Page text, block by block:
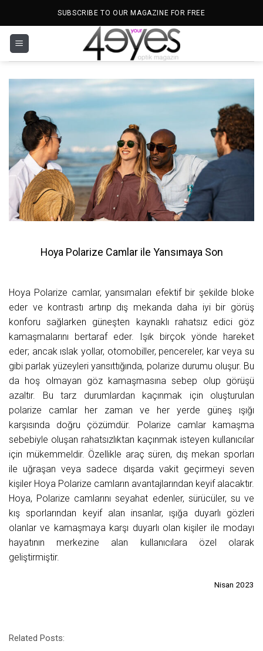
SUBSCRIBE TO OUR MAGAZINE FOR FREE
Hoya Polarize Camlar ile Yansımaya Son
Hoya Polarize camlar, yansımaları efektif bir şekilde bloke
eder ve kontrastı artırıp dış mekanda daha iyi bir görüş
konforu sağlarken güneşten kaynaklı rahatsız edici göz
kamaşmalarını bertaraf eder. Işık birçok yönde hareket
eder; ancak ıslak yollar, otomobiller, pencereler, kar veya su
gibi parlak yüzeyleri yansıttığında, polarize durumu oluşur. Bu
da hoş olmayan göz kamaşmasına sebep olup görüşü
azaltır. Bu tarz durumlardan kaçınmak için oluşturulan
polarize camlar her zaman ve her yerde güneş ışığı
karşısında doğru çözümdür. Polarize camlar kamaşma
sebebiyle oluşan rahatsızlıktan kaçınmak isteyen kullanıcılar
için mükemmeldir. Özellikle araç süren, dış mekan sporları
ile uğraşan veya sadece dışarda vakit geçirmeyi seven
kişiler Hoya Polarize camların avantajlarından keyif alacaktır.
Hoya, Polarize camlarını seyahat edenler, sürücüler, su ve
kış sporlarından keyif alan insanlar, ışığa duyarlı gözleri
olanlar ve kamaşmaya karşı duyarlı olan kişiler ile modayı
hayatının merkezine alan kullanıcılara özel olarak
geliştirmiştir.
Nisan 2023
Related Posts: